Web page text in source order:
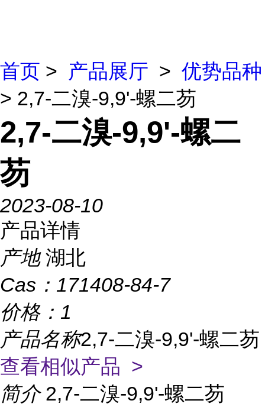
首页 > 产品展厅 > 优势品种
> 2,7-二溴-9,9'-螺二芴
2,7-二溴-9,9'-螺二
芴
2023-08-10
产品详情
产地 湖北
Cas： 171408-84-7
价格： 1
产品名称2,7-二溴-9,9'-螺二芴
查看相似产品 >
简介 2,7-二溴-9,9'-螺二芴